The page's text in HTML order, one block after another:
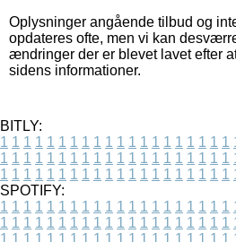
Oplysninger angående tilbud og
opdateres ofte, men vi kan
ændringer der er blevet lavet efter
sidens informationer.
BITLY:
1 1 1 1 1 1 1 1 1 1 1 1 1 1 1 1 1 1 1 1
1 1 1 1 1 1 1 1 1 1 1 1 1 1 1 1 1 1 1 1
1 1 1 1 1 1 1 1 1 1 1 1 1 1 1 1 1 1 1 1
SPOTIFY:
1 1 1 1 1 1 1 1 1 1 1 1 1 1 1 1 1 1 1 1
1 1 1 1 1 1 1 1 1 1 1 1 1 1 1 1 1 1 1 1
1 1 1 1 1 1 1 1 1 1 1 1 1 1 1 1 1 1 1 1